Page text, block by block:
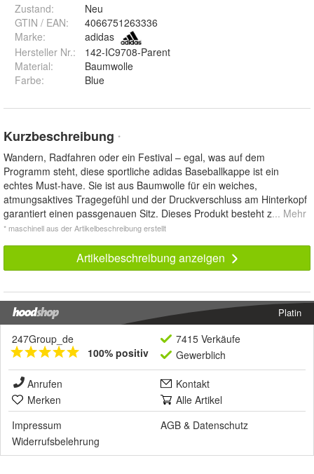
Zustand:
Neu
GTIN / EAN:
4066751263336
Marke:
adidas
Hersteller Nr.:
142-IC9708-Parent
Material:
Baumwolle
Farbe: Blue
Kurzbeschreibung *
Wandern, Radfahren oder ein Festival – egal, was auf dem
Programm steht, diese sportliche adidas Baseballkappe ist ein
echtes Must-have. Sie ist aus Baumwolle für ein weiches,
atmungsaktives Tragegefühl und der Druckverschluss am Hinterkopf
garantiert einen passgenauen Sitz. Dieses Produkt besteht z... Mehr
* maschinell aus der Artikelbeschreibung erstellt
Artikelbeschreibung anzeigen
Platin
247Group_de
100% positiv
7415 Verkäufe
Gewerblich
Anrufen
Kontakt
Merken
Alle Artikel
Impressum
AGB & Datenschutz
Widerrufsbelehrung